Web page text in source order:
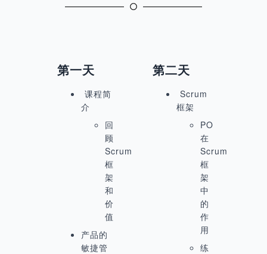
第一天
课程简
介
回
顾
Scrum
框
架
和
价
值
产品的
敏捷管
第二天
Scrum
框架
PO
在
Scrum
框
架
中
的
作
用
练